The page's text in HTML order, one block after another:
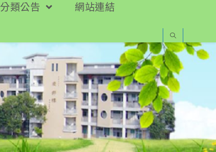
分類公告
網站連結